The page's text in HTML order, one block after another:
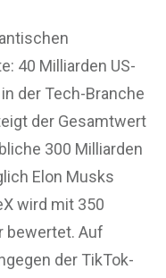
40 Milliarden US-
der Tech-Branche
der Gesamtwert
300 Milliarden
Elon Musks
wird mit 350
bewertet. Auf
der TikTok-